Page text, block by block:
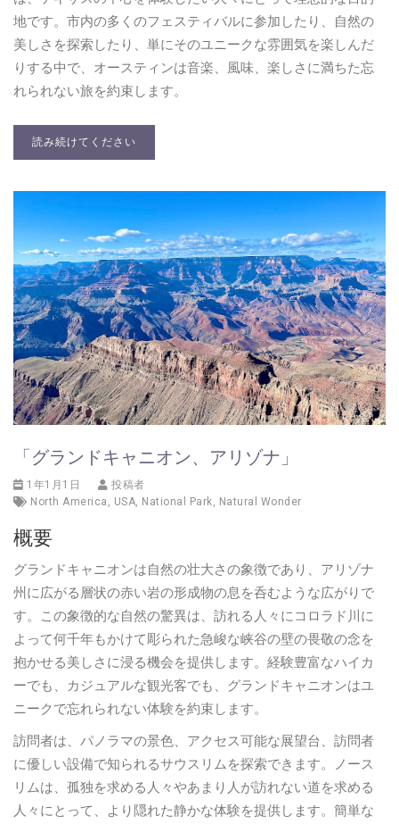
地です。市内の多くのフェスティバルに参加したり、自然の
美しさを探索したり、単にそのユニークな雰囲気を楽しんだ
りする中で、オースティンは音楽、風味、楽しさに満ちた忘
れられない旅を約束します。
読み続けてください
「グランドキャニオン、アリゾナ」
1年1月1日
投稿者
North America , USA, National Park, Natural Wonder
概要
グランドキャニオンは自然の壮大さの象徴であり、アリゾナ
州に広がる層状の赤い岩の形成物の息を呑むような広がりで
す。この象徴的な自然の驚異は、訪れる人々にコロラド川に
よって何千年もかけて彫られた急峻な峡谷の壁の畏敬の念を
抱かせる美しさに浸る機会を提供します。経験豊富なハイカ
ーでも、カジュアルな観光客でも、グランドキャニオンはユ
ニークで忘れられない体験を約束します。
訪問者は、パノラマの景色、アクセス可能な展望台、訪問者
に優しい設備で知られるサウスリムを探索できます。ノース
リムは、孤独を求める人々やあまり人が訪れない道を求める
人々にとって、より隠れた静かな体験を提供します。簡単な